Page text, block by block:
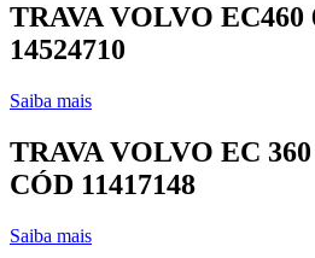
TRAVA VOLVO EC460
14524710
Saiba mais
TRAVA VOLVO EC
CÓD 11417148
Saiba mais